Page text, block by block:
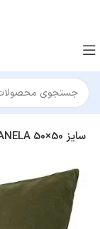
کاور کوسن مخمل سبز زیتونی ایکیا SANELA سایز 50×50